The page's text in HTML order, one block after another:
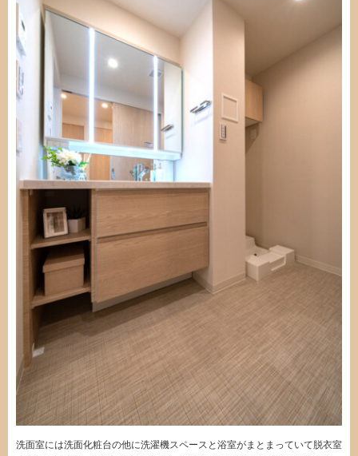
洗面室には洗面化粧台の他に洗濯機スペースと浴室がまとまっていて脱衣室